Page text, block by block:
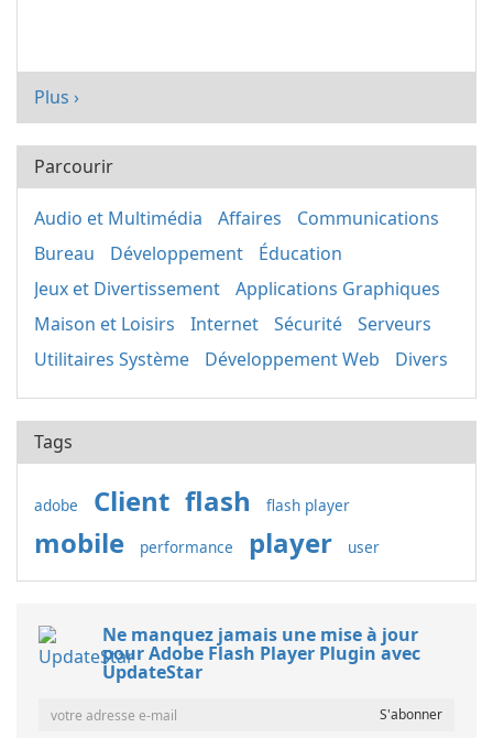
Plus ›
Parcourir
Audio et Multimédia Affaires
Communications
Bureau
Développement
Éducation
Jeux et Divertissement
Applications Graphiques
Maison et Loisirs
Internet Sécurité
Serveurs
Utilitaires Système
Développement Web Divers
Tags
adobe Client flash flash player
mobile performance player user
Ne manquez jamais une mise à jour
pour Adobe Flash Player Plugin avec
UpdateStar